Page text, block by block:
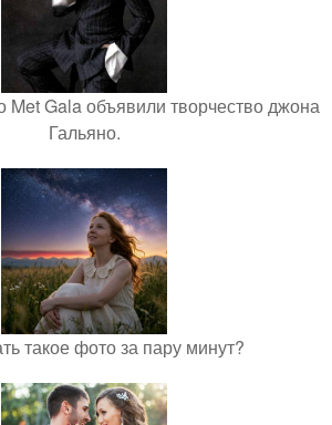
Gala объявили творчество джона
Гальяно.
такое фото за пару минут?